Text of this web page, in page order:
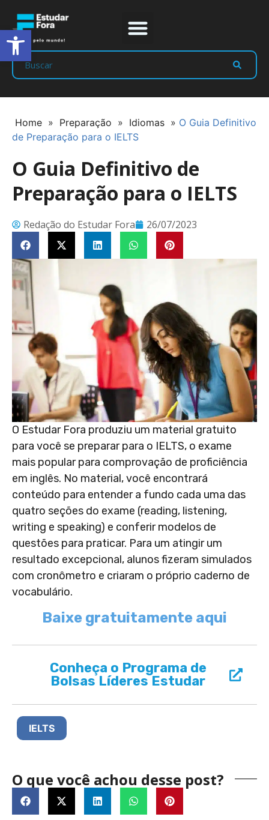
Home » Preparação » Idiomas » O Guia Definitivo
de Preparação para o IELTS
O Guia Definitivo de
Preparação para o IELTS
Redação do Estudar Fora 26/07/2023
O Estudar Fora produziu um material gratuito
para você se preparar para o IELTS, o exame
mais popular para comprovação de proficiência
em inglês. No material, você encontrará
conteúdo para entender a fundo cada uma das
quatro seções do exame (reading, listening,
writing e speaking) e conferir modelos de
questões para praticar. Para um atingir um
resultado excepcional, alunos fizeram simulados
com cronômetro e criaram o próprio caderno de
vocabulário.
Baixe gratuitamente aqui
Conheça o Programa de
Bolsas Líderes Estudar
IELTS
O que você achou desse post?
Abrir a barra de ferramentas